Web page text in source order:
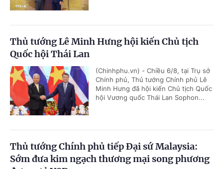
Thủ tướng Lê Minh Hưng hội kiến Chủ tịch
Quốc hội Thái Lan
(Chinhphu.vn) - Chiều 6/8, tại Trụ sở
Chính phủ, Thủ tướng Chính phủ Lê
Minh Hưng đã hội kiến Chủ tịch Quốc
hội Vương quốc Thái Lan Sophon...
Thủ tướng Chính phủ tiếp Đại sứ Malaysia:
Sớm đưa kim ngạch thương mại song phương